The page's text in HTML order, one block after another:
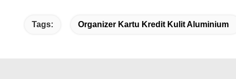
Tags: Organizer Kartu Kredit Kulit Aluminium